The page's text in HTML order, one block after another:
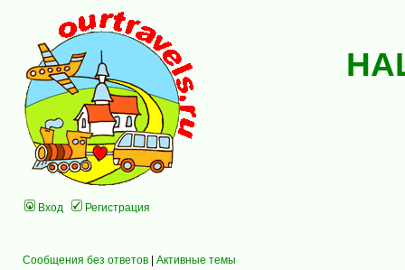
Вход Регистрация
Сообщения без ответов | Активные темы